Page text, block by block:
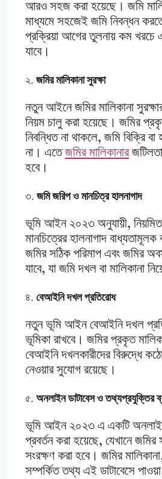
আরও সহজ করা হয়েছে। জমি
মাধ্যমে সহজেই জমি নিবন্ধন
প্রক্রিয়া আগের তুলনায় কম খরচে
যাবে।
২. জমির মালিকানা সুরক্ষা
নতুন আইনে জমির মালিকানা
নিয়ম চালু করা হয়েছে। জমির
নিবন্ধিত না থাকলে, জমি বিক্রি বা
না। এতেজমির মালিকানার
হবে।
৩. জমি জরিপ ও মানচিত্র হালনাগাদ
ভূমি আইন ২০২৩ অনুযায়ী,
মানচিত্রের হালনাগাদ
জমির সঠিক পরিমাপ এবং জমির
যাবে, যা জমি দখল বা মালিকানা
৪. বেআইনি দখল প্রতিরোধ
নতুন ভূমি আইন বেআইনি দখল
ভূমিকা রাখবে। জমির প্রকৃত
বেআইনি দখলকারীদের বিরুদ্ধে
নেওয়ার সুযোগ রয়েছে।
৫. অনলাইন ডাটাবেস ও তথ্যপ্রযুক্তির
ভূমি আইন ২০২৩ এ একটি অনলাইন
প্রবর্তন করা হয়েছে, যেখানে
সংরক্ষণ করা হবে। জমির
সম্পর্কিত তথ্য এই ডাটাবেসে